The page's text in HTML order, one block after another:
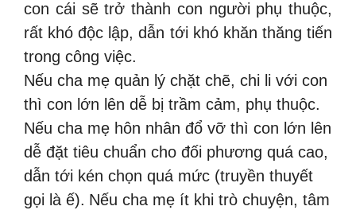
con cái sẽ trở thành con người phụ thuộc,
rất khó độc lập, dẫn tới khó khăn thăng tiến
trong công việc.
Nếu cha mẹ quản lý chặt chẽ, chi li với con
thì con lớn lên dễ bị trầm cảm, phụ thuộc.
Nếu cha mẹ hôn nhân đổ vỡ thì con lớn lên
dễ đặt tiêu chuẩn cho đối phương quá cao,
dẫn tới kén chọn quá mức (truyền thuyết
gọi là ế). Nếu cha mẹ ít khi trò chuyện, tâm